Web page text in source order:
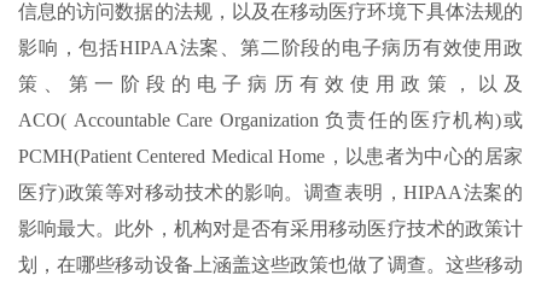
信息的访问数据的法规，以及在移动医疗环境下具体法规的
影响，包括HIPAA法案、第二阶段的电子病历有效使用政
策、第一阶段的电子病历有效使用政策，以及
ACO( Accountable Care Organization 负责任的医疗机构)或
PCMH(Patient Centered Medical Home，以患者为中心的居家
医疗)政策等对移动技术的影响。调查表明，HIPAA法案的
影响最大。此外，机构对是否有采用移动医疗技术的政策计
划，在哪些移动设备上涵盖这些政策也做了调查。这些移动